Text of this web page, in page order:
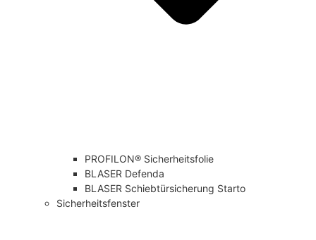
PROFILON® Sicherheitsfolie
BLASER Defenda
BLASER Schiebtürsicherung Starto
Sicherheitsfenster